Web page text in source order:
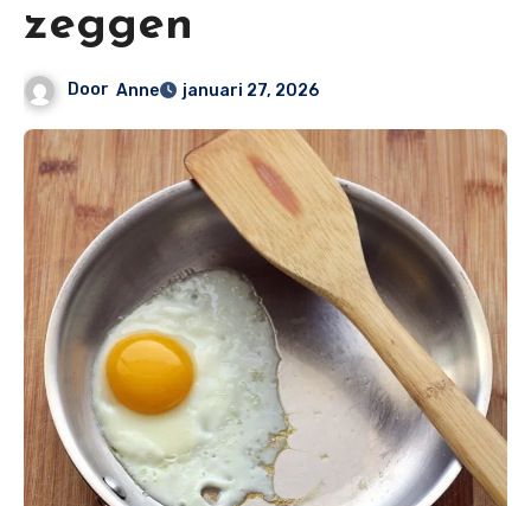
zeggen
Door Anne januari 27, 2026